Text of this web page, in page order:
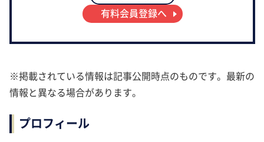
有料会員登録へ
※掲載されている情報は記事公開時点のものです。最新の
情報と異なる場合があります。
プロフィール